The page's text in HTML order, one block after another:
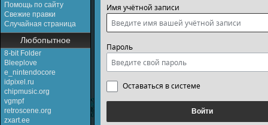
Помощь по сайту
Свежие правки
Случайная страница
Любопытное
8-bit Folder
Bleeplove
e_nintendocore
idpixel.ru
chipmusic.org
vgmpf
retroscene.org
zxart.ee
Имя учётной записи
Пароль
Оставаться в системе
Войти